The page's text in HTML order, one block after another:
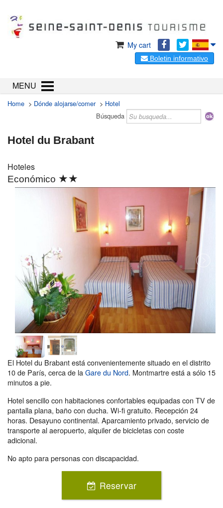
My cart
Boletin informativo
MENU
Home > Dónde alojarse/comer> Hotel
Búsqueda
Hotel du Brabant
Hoteles
Económico ★★
El Hotel du Brabant está convenientemente situado en el distrito
10 de París, cerca de laGare du Nord. Montmartre está a sólo 15
minutos a pie.
Hotel sencillo con habitaciones confortables equipadas con TV de
pantalla plana, baño con ducha. Wi-fi gratuito. Recepción 24
horas. Desayuno continental. Aparcamiento privado, servicio de
transporte al aeropuerto, alquiler de bicicletas con coste
adicional.
No apto para personas con discapacidad.
Reservar